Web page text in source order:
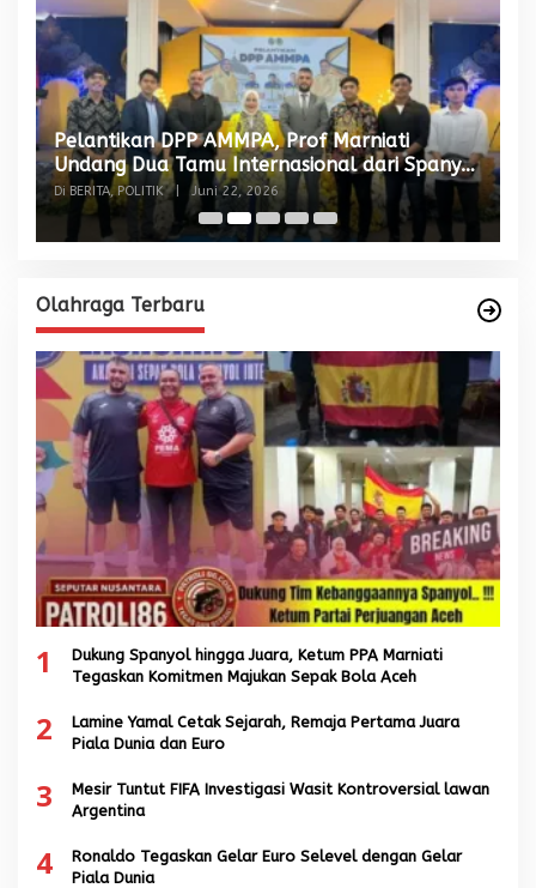
Pelantikan DPP AMMPA, Prof Marniati
Undang Dua Tamu Internasional dari Spanyol
dan Malaysia
Di BERITA, POLITIK Juni 22, 2026
Olahraga Terbaru
1
Dukung Spanyol hingga Juara, Ketum PPA Marniati
Tegaskan Komitmen Majukan Sepak Bola Aceh
2
Lamine Yamal Cetak Sejarah, Remaja Pertama Juara
Piala Dunia dan Euro
3
Mesir Tuntut FIFA Investigasi Wasit Kontroversial lawan
Argentina
4
Ronaldo Tegaskan Gelar Euro Selevel dengan Gelar
Piala Dunia